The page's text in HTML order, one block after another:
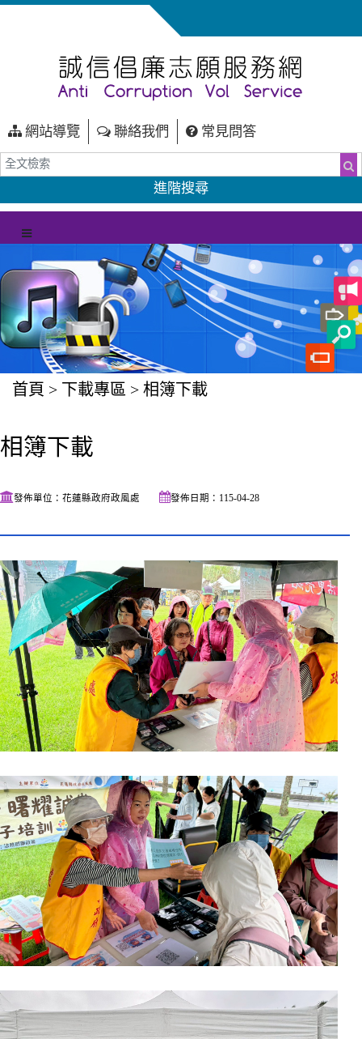
網站導覽 聯絡我們 常見問答
搜
進階搜尋
選單
首頁 > 下載專區 > 相簿下載
相簿下載
發佈單位：花蓮縣政府政風處 發佈日期：115-04-28